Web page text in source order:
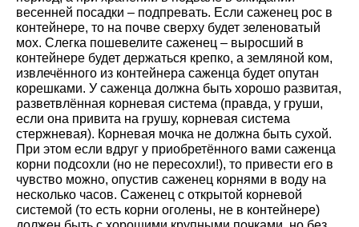
весенней посадки – подпревать. Если саженец рос в
контейнере, то на почве сверху будет зеленоватый
мох. Слегка пошевелите саженец – выросший в
контейнере будет держаться крепко, а земляной ком,
извлечённого из контейнера саженца будет опутан
корешками. У саженца должна быть хорошо развитая,
разветвлённая корневая система (правда, у груши,
если она привита на грушу, корневая система
стержневая). Корневая мочка не должна быть сухой.
При этом если вдруг у приобретённого вами саженца
корни подсохли (но не пересохли!), то привести его в
чувство можно, опустив саженец корнями в воду на
несколько часов. Саженец с открытой корневой
системой (то есть корни оголены, не в контейнере)